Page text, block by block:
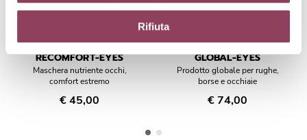
Rifiuta
RECOMFORT-EYES
Maschera nutriente occhi,
comfort estremo
€ 45,00
GLOBAL-EYES
Prodotto globale per rughe,
borse e occhiaie
€ 74,00